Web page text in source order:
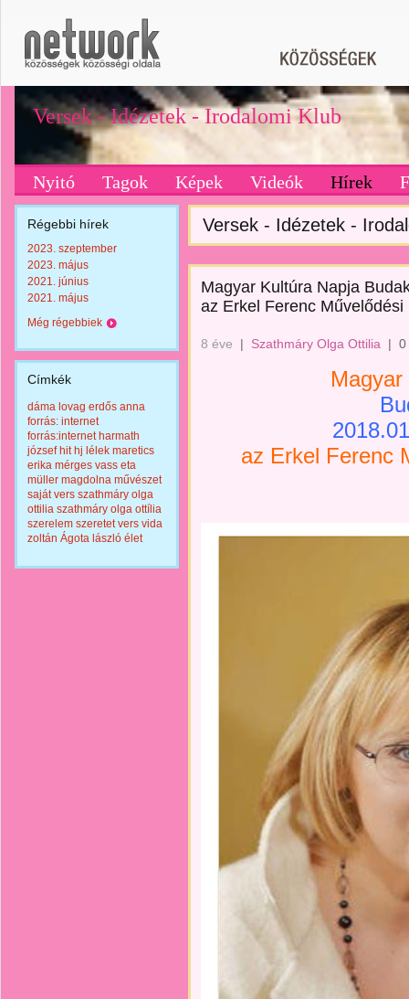
Versek - Idézetek - Irodalomi Klub
Nyitó Tagok Képek Videók Hírek
Régebbi hírek
2023. szeptember
2023. május
2021. június
2021. május
Még régebbiek
Címkék
dáma lovag erdős anna
forrás: internet
forrás:internet harmath
józsef hit hj lélek maretics
erika mérges vass eta
müller magdolna művészet
saját vers szathmáry olga
ottilia szathmáry olga ottília
szerelem szeretet vers vida
zoltán Ágota lászló élet
Versek - Idézetek -
Magyar Kultúra Napja
az Erkel Ferenc Művelődési
8 éve | Szathmáry Olga Ottilia | 0
az Erkel Ferenc